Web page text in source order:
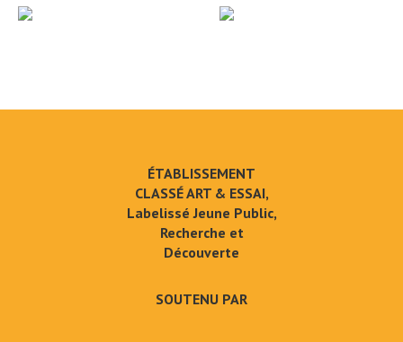
ÉTABLISSEMENT
CLASSÉ ART & ESSAI,
Labelissé Jeune Public,
Recherche et
Découverte
SOUTENU PAR